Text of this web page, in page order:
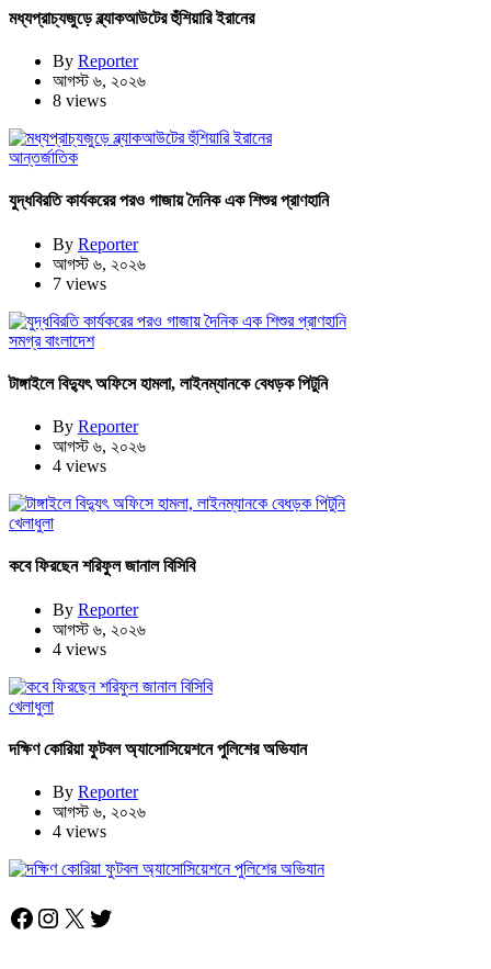
মধ্যপ্রাচ্যজুড়ে ব্ল্যাকআউটের হুঁশিয়ারি ইরানের
By Reporter
আগস্ট ৬, ২০২৬
8 views
আন্তর্জাতিক
যুদ্ধবিরতি কার্যকরের পরও গাজায় দৈনিক এক শিশুর প্রাণহানি
By Reporter
আগস্ট ৬, ২০২৬
7 views
সমগ্র বাংলাদেশ
টাঙ্গাইলে বিদ্যুৎ অফিসে হামলা, লাইনম্যানকে বেধড়ক পিটুনি
By Reporter
আগস্ট ৬, ২০২৬
4 views
খেলাধুলা
কবে ফিরছেন শরিফুল জানাল বিসিবি
By Reporter
আগস্ট ৬, ২০২৬
4 views
খেলাধুলা
দক্ষিণ কোরিয়া ফুটবল অ্যাসোসিয়েশনে পুলিশের অভিযান
By Reporter
আগস্ট ৬, ২০২৬
4 views
Facebook
Instagram
X Twitter